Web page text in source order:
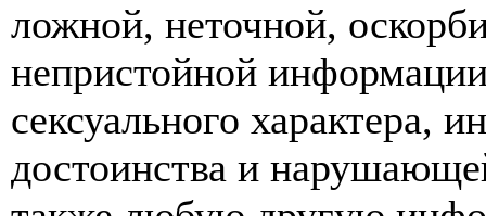
ложной, неточной,
непристойной
сексуального характера,
достоинства и